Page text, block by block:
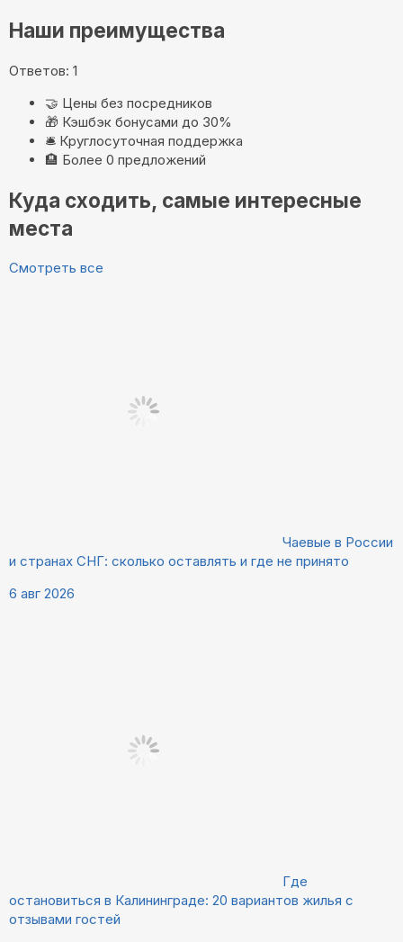
Наши преимущества
Ответов: 1
🤝 Цены без посредников
🎁 Кэшбэк бонусами до 30%
🛎️ Круглосуточная поддержка
🏨 Более 0 предложений
Куда сходить, самые интересные
места
Смотреть все
Чаевые в России
и странах СНГ: сколько оставлять и где не принято
6 авг 2026
Где
остановиться в Калининграде: 20 вариантов жилья с
отзывами гостей